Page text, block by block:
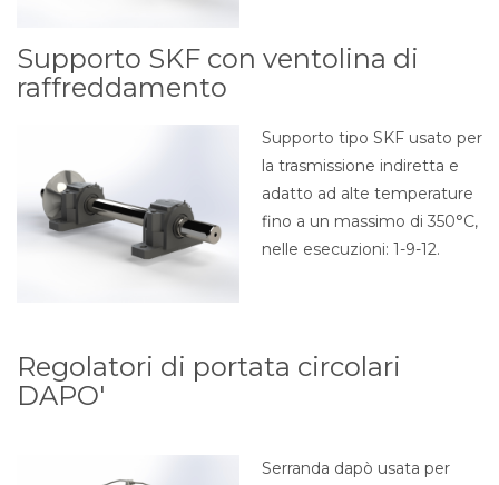
Supporto SKF con ventolina di
raffreddamento
Supporto tipo SKF usato per
la trasmissione indiretta e
adatto ad alte temperature
fino a un massimo di 350°C,
nelle esecuzioni: 1-9-12.
Regolatori di portata circolari
DAPO'
Serranda dapò usata per